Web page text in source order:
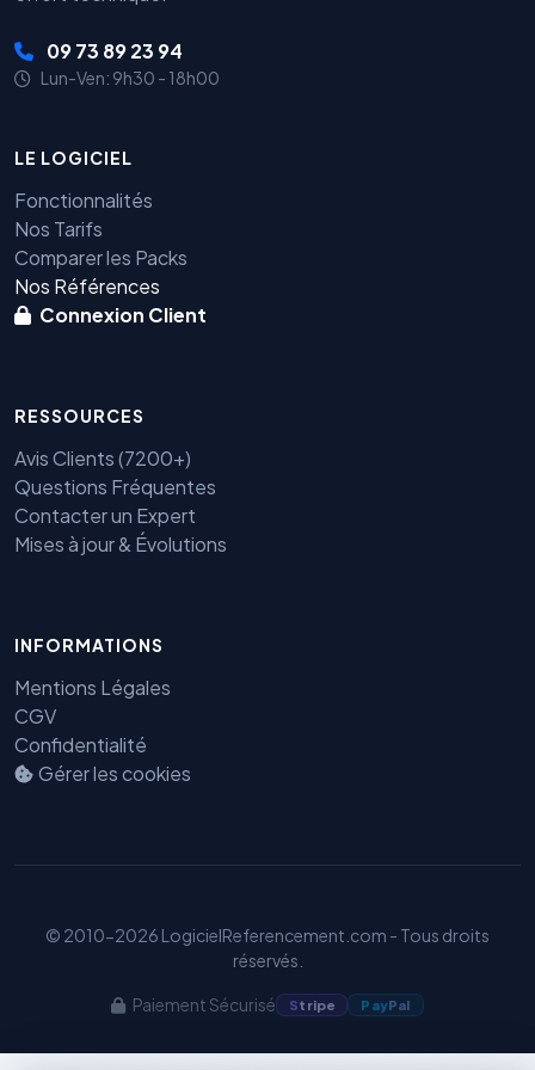
09 73 89 23 94
Lun-Ven: 9h30 - 18h00
LE LOGICIEL
Fonctionnalités
Nos Tarifs
Comparer les Packs
Nos Références
Connexion Client
RESSOURCES
Avis Clients (7200+)
Questions Fréquentes
Contacter un Expert
Mises à jour & Évolutions
INFORMATIONS
Mentions Légales
CGV
Confidentialité
Gérer les cookies
© 2010-2026 LogicielReferencement.com - Tous droits
réservés.
Paiement Sécurisé Stripe PayPal